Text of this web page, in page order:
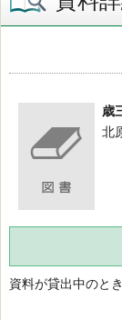
歳
北
資料が貸出中のと